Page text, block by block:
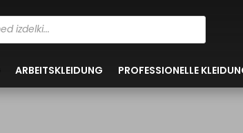
ARBEITSKLEIDUNG PROFESSIONELLE